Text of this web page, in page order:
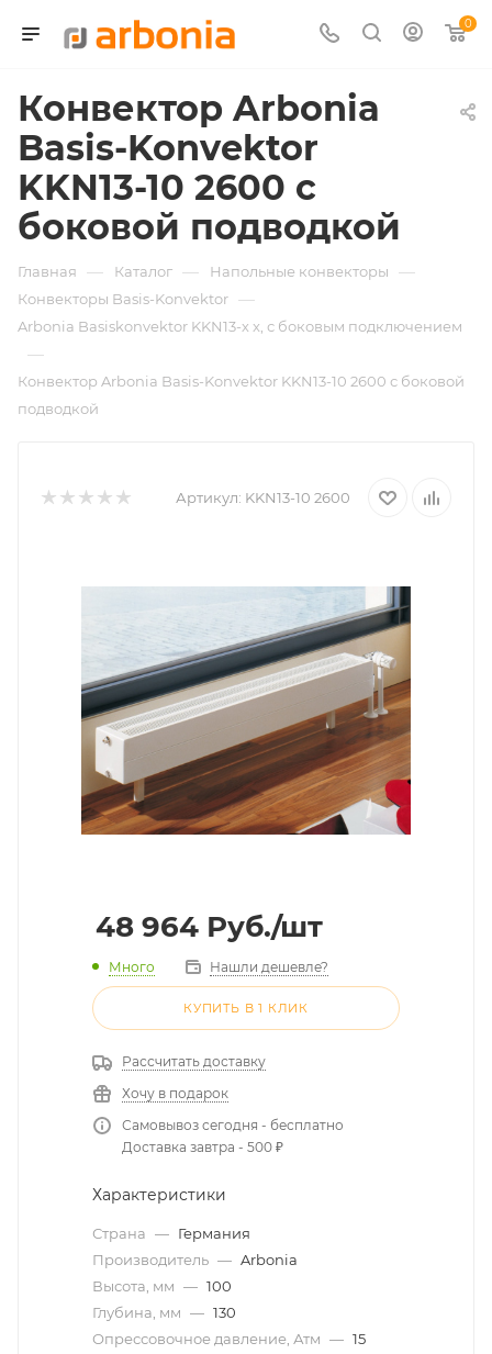
0
Конвектор Arbonia
Basis-Konvektor
KKN13-10 2600 с
боковой подводкой
Главная — Каталог — Напольные конвекторы —
Конвекторы Basis-Konvektor —
Arbonia Basiskonvektor KKN13-х x, с боковым подключением
—
Конвектор Arbonia Basis-Konvektor KKN13-10 2600 с боковой
подводкой
Артикул: KKN13-10 2600
48 964 Руб./шт
Много Нашли дешевле?
КУПИТЬ В 1 КЛИК
Рассчитать доставку
Хочу в подарок
Самовывоз сегодня - бесплатно
Доставка завтра - 500 ₽
Характеристики
Страна — Германия
Производитель — Arbonia
Высота, мм — 100
Глубина, мм — 130
Опрессовочное давление, Атм — 15